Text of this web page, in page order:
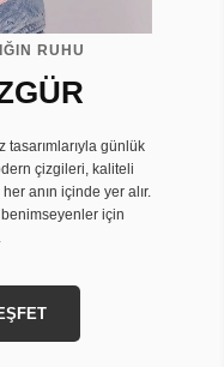
RUHU
tasarımlarıyla günlük
çizgileri, kaliteli
anın içinde yer alır.
benimseyenler için